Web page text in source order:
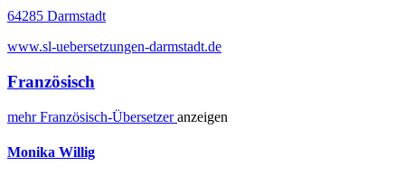
64285 Darmstadt
www.sl-uebersetzungen-darmstadt.de
Französisch
mehrFranzösisch-Übersetzeranzeigen
Monika Willig